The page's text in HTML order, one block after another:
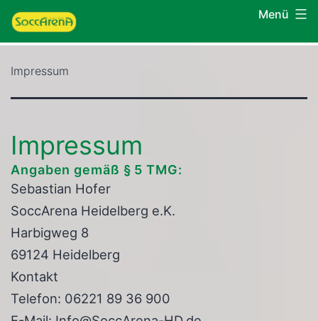
Zum
Inhalt
SoccArena
Menü
Impressum
Impressum
Angaben gemäß § 5 TMG:
Sebastian Hofer
SoccArena Heidelberg e.K.
Harbigweg 8
69124 Heidelberg
Kontakt
Telefon: 06221 89 36 900